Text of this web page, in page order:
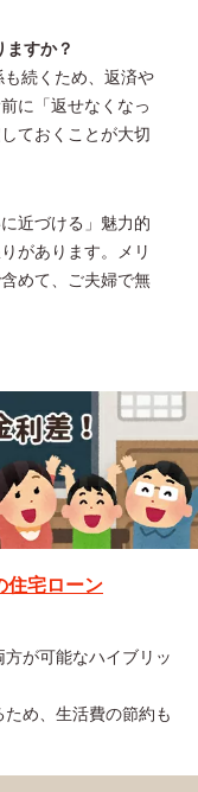
ますか？
続くため、返済や
に「返せなくなっ
ておくことが大切
近づける」魅力的
があります。メリ
めて、ご夫婦で無
住宅ローン
が可能なハイブリッ
め、生活費の節約も